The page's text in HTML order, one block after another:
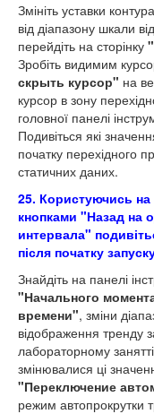
Змініть уставки
від діапазону шкали
перейдіть на сторінку
Зробіть видимим
скрыть курсор" на
курсор в зону
головної панелі
Подивіться які
початку перехідного
статичних даних.
25. Користуючись на
кнопками "Назад на
интервала"
після початку
Знайдіть на панелі
"Начального
времени", зміни
відображення тренду
лабораторному
змінювалися ці
"Переключение
режим автопрокрутки